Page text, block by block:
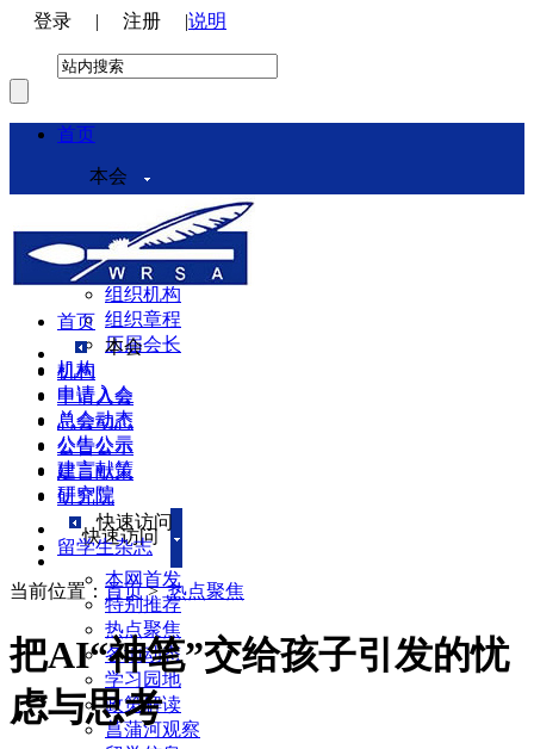
登录 | 注册 |说明
首页
本会
本会介绍
领导机构
理事会
组织机构
组织章程
历届会长
机构
申请入会
总会动态
公告公示
建言献策
研究院
快速访问
本网首发
特别推荐
热点聚焦
各地动态
学习园地
政策解读
菖蒲河观察
首页
本会
机构
申请入会
总会动态
公告公示
建言献策
研究院
快速访问
留学生杂志
当前位置： 首页>热点聚焦
把AI“神笔”交给孩子引发的忧
虑与思考